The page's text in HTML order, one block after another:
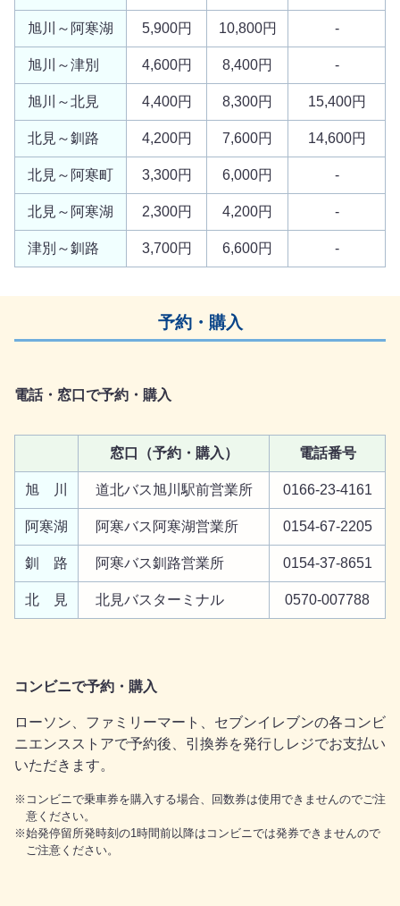
旭川～阿寒湖 5,900円 10,800円 -
旭川～津別 4,600円 8,400円 -
旭川～北見 4,400円 8,300円 15,400円
北見～釧路 4,200円 7,600円 14,600円
北見～阿寒町 3,300円 6,000円 -
北見～阿寒湖 2,300円 4,200円 -
津別～釧路 3,700円 6,600円 -
予約・購入
電話・窓口で予約・購入
窓口（予約・購入） 電話番号
旭 川 道北バス旭川駅前営業所 0166-23-4161
阿寒湖 阿寒バス阿寒湖営業所 0154-67-2205
釧 路 阿寒バス釧路営業所 0154-37-8651
北 見 北見バスターミナル 0570-007788
コンビニで予約・購入
ローソン、ファミリーマート、セブンイレブンの各コンビ
ニエンスストアで予約後、引換券を発行しレジでお支払い
いただきます。
コンビニで乗車券を購入する場合、回数券は使用できませんのでご注
意ください。
始発停留所発時刻の1時間前以降はコンビニでは発券できませんので
ご注意ください。